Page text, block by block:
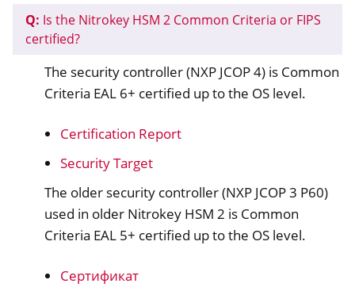
Q: Is the Nitrokey HSM 2 Common Criteria or FIPS
certified?
The security controller (NXP JCOP 4) is Common
Criteria EAL 6+ certified up to the OS level.
Certification Report
Security Target
The older security controller (NXP JCOP 3 P60)
used in older Nitrokey HSM 2 is Common
Criteria EAL 5+ certified up to the OS level.
Сертификат